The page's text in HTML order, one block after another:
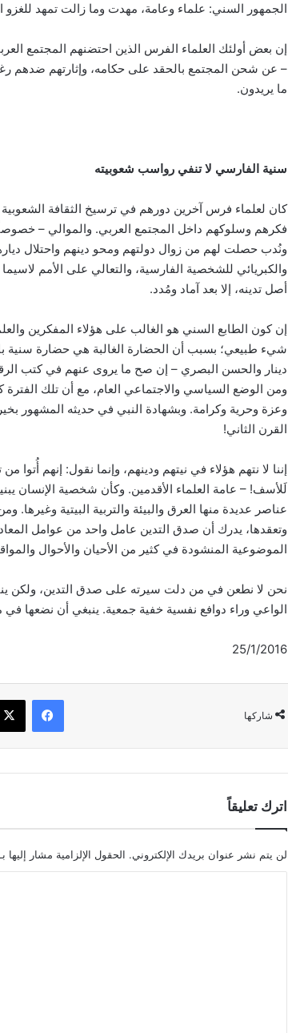
الجمهور السني: علماء وعامة، مهدت وما زالت تمهد للغزو
إن بعض أولئك العلماء الفرس الذين احتضنهم المجتمع
– عن شحن المجتمع بالحقد على حكامه، وإثارتهم ضدهم
ما يريدون.
سنية الفارسي لا تنفي رواسب شعوبيته
كان لعلماء فرس آخرين دورهم في ترسيخ الثقافة
فكرهم وسلوكهم داخل المجتمع العربي. والموالي –
ونُدب حصلت لهم من زوال دولتهم ومحو دينهم واحتلال
والكبريائي للشخصية الفارسية، والتعالي على الأمم
أصل تدينه، إلا بعد آماد ومُدد.
إن كون الطابع السني هو الغالب على هؤلاء المفكرين
شيء طبيعي؛ بسبب أن الحضارة الغالبة هي حضارة سنية
دينار والحسن البصري – إن صح ما يروى عنهم في كتب
ومن الوضع السياسي والاجتماعي العام، مع أن تلك الفترة
وعزة وحرية وكرامة. وبشهادة النبي في حديثه المشهور
القرن الثاني!
إننا لا نتهم هؤلاء في نيتهم ودينهم، وإنما نقول: إنهم أُتوا
لَلأسف! – عامة العلماء الأقدمين. وكأن شخصية الإنسان
عناصر عديدة منها العرق والبيئة والتربية البيتية
وتعقدها، يدرك أن صدق التدين عامل واحد من عوامل
الموضوعية المنشودة في كثير من الأحيان والأحوال
نحن لا نطعن في من دلت سيرته على صدق التدين، ولكن
الواعي وراء دوافع نفسية خفية جمعية. ينبغي أن نضعها في
25/1/2016
شاركها
فيسبوك
اترك تعليقاً
لن يتم نشر عنوان بريدك الإلكتروني. الحقول الإلزامية مشار إليها بـ